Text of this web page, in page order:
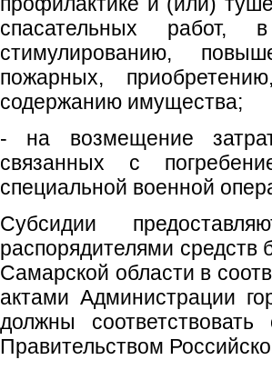
спасательных
стимулированию,
пожарных,
содержанию имущества;
- на возмещение
связанных с
специальной военной
Субсидии
распорядителями средств
Самарской области в
актами Администрации
должны
Правительством